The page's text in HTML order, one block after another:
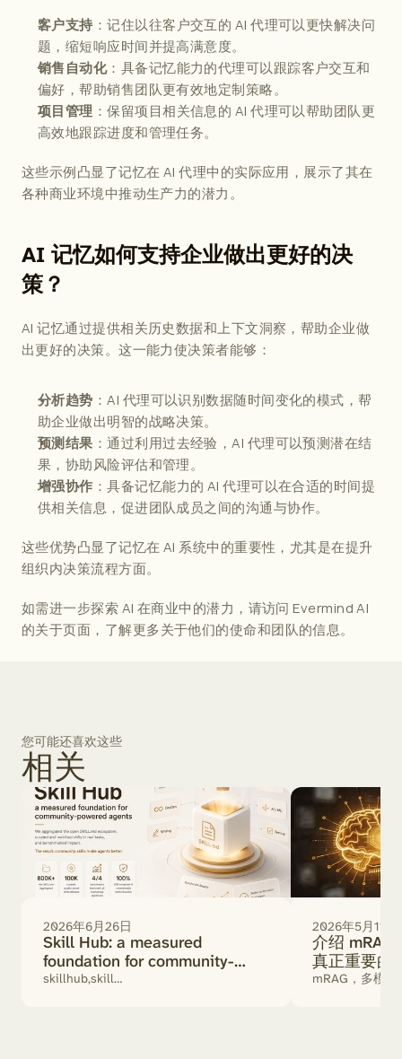
客户支持：记住以往客户交互的 AI 代理可以更快解决问
题，缩短响应时间并提高满意度。
销售自动化：具备记忆能力的代理可以跟踪客户交互和
偏好，帮助销售团队更有效地定制策略。
项目管理 ：保留项目相关信息的 AI 代理可以帮助团队更
高效地跟踪进度和管理任务。
这些示例凸显了记忆在 AI 代理中的实际应用，展示了其在
各种商业环境中推动生产力的潜力。
AI 记忆如何支持企业做出更好的决
策？
AI 记忆通过提供相关历史数据和上下文洞察，帮助企业做
出更好的决策。这一能力使决策者能够：
分析趋势 ：AI 代理可以识别数据随时间变化的模式，帮
助企业做出明智的战略决策。
预测结果 ：通过利用过去经验，AI 代理可以预测潜在结
果，协助风险评估和管理。
增强协作 ：具备记忆能力的 AI 代理可以在合适的时间提
供相关信息，促进团队成员之间的沟通与协作。
这些优势凸显了记忆在 AI 系统中的重要性，尤其是在提升
组织内决策流程方面。
如需进一步探索 AI 在商业中的潜力，请访问 Evermind AI
的关于页面 ，了解更多关于他们的使命和团队的信息。
您可能还喜欢这些
相关
2026年6月26日
Skill Hub: a measured
foundation for community-
powered agents
skillhub,skill
2026年5月11日
介绍 mRAG
真正重要的
mRAG，多模